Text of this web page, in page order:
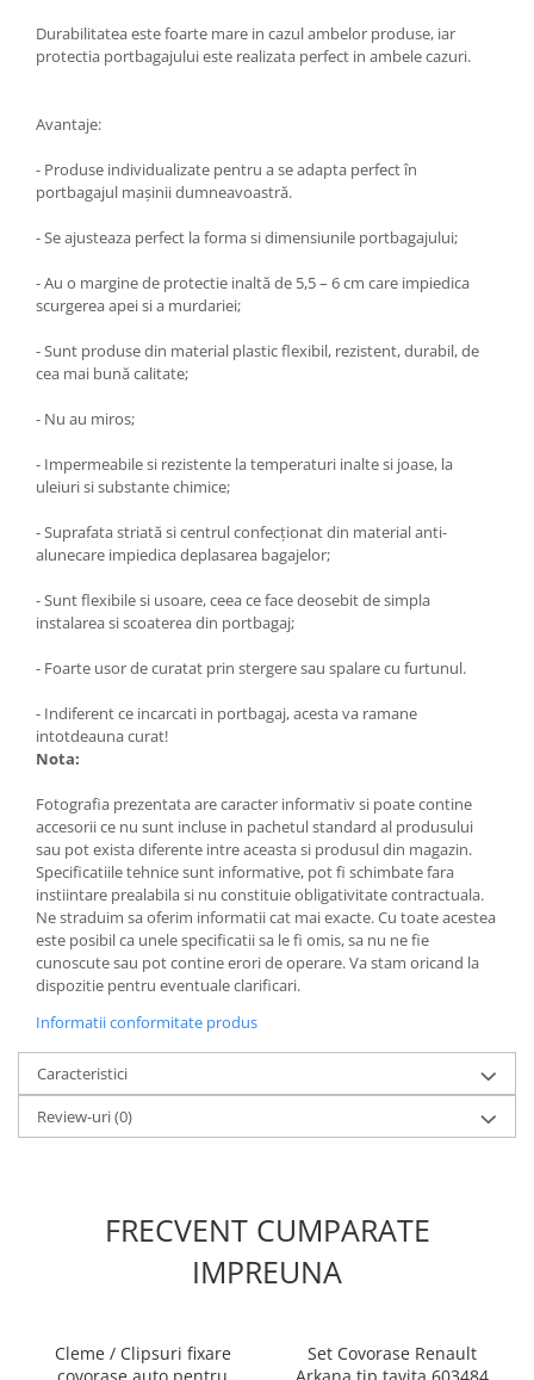
Durabilitatea este foarte mare in cazul ambelor produse, iar
protectia portbagajului este realizata perfect in ambele cazuri.
Avantaje:
- Produse individualizate pentru a se adapta perfect în
portbagajul maşinii dumneavoastră.
- Se ajusteaza perfect la forma si dimensiunile portbagajului;
- Au o margine de protectie inaltă de 5,5 – 6 cm care impiedica
scurgerea apei si a murdariei;
- Sunt produse din material plastic flexibil, rezistent, durabil, de
cea mai bună calitate;
- Nu au miros;
- Impermeabile si rezistente la temperaturi inalte si joase, la
uleiuri si substante chimice;
- Suprafata striată si centrul confecţionat din material anti-
alunecare impiedica deplasarea bagajelor;
- Sunt flexibile si usoare, ceea ce face deosebit de simpla
instalarea si scoaterea din portbagaj;
- Foarte usor de curatat prin stergere sau spalare cu furtunul.
- Indiferent ce incarcati in portbagaj, acesta va ramane
intotdeauna curat!
Nota:
Fotografia prezentata are caracter informativ si poate contine
accesorii ce nu sunt incluse in pachetul standard al produsului
sau pot exista diferente intre aceasta si produsul din magazin.
Specificatiile tehnice sunt informative, pot fi schimbate fara
instiintare prealabila si nu constituie obligativitate contractuala.
Ne straduim sa oferim informatii cat mai exacte. Cu toate acestea
este posibil ca unele specificatii sa le fi omis, sa nu ne fie
cunoscute sau pot contine erori de operare. Va stam oricand la
dispozitie pentru eventuale clarificari.
Informatii conformitate produs
Caracteristici
Review-uri(0)
FRECVENT CUMPARATE
IMPREUNA
Cleme / Clipsuri fixare
covorase auto pentru
Set Covorase Renault
Arkana tip tavita 603484